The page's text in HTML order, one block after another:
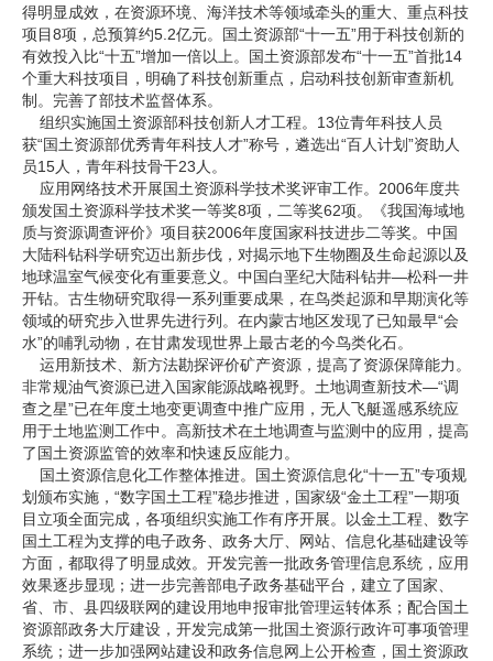
得明显成效，在资源环境、海洋技术等领域牵头的重大、重点科技
项目8项，总预算约5.2亿元。国土资源部“十一五”用于科技创新的
有效投入比“十五”增加一倍以上。国土资源部发布“十一五”首批14
个重大科技项目，明确了科技创新重点，启动科技创新审查新机
制。完善了部技术监督体系。
组织实施国土资源部科技创新人才工程。13位青年科技人员
获“国土资源部优秀青年科技人才”称号，遴选出“百人计划”资助人
员15人，青年科技骨干23人。
应用网络技术开展国土资源科学技术奖评审工作。2006年度共
颁发国土资源科学技术奖一等奖8项，二等奖62项。《我国海域地
质与资源调查评价》项目获2006年度国家科技进步二等奖。中国
大陆科钻科学研究迈出新步伐，对揭示地下生物圈及生命起源以及
地球温室气候变化有重要意义。中国白垩纪大陆科钻井—松科一井
开钻。古生物研究取得一系列重要成果，在鸟类起源和早期演化等
领域的研究步入世界先进行列。在内蒙古地区发现了已知最早“会
水”的哺乳动物，在甘肃发现世界上最古老的今鸟类化石。
运用新技术、新方法勘探评价矿产资源，提高了资源保障能力。
非常规油气资源已进入国家能源战略视野。土地调查新技术—“调
查之星”已在年度土地变更调查中推广应用，无人飞艇遥感系统应
用于土地监测工作中。高新技术在土地调查与监测中的应用，提高
了国土资源监管的效率和快速反应能力。
国土资源信息化工作整体推进。国土资源信息化“十一五”专项规
划颁布实施，“数字国土工程”稳步推进，国家级“金土工程”一期项
目立项全面完成，各项组织实施工作有序开展。以金土工程、数字
国土工程为支撑的电子政务、政务大厅、网站、信息化基础建设等
方面，都取得了明显成效。开发完善一批政务管理信息系统，应用
效果逐步显现；进一步完善部电子政务基础平台，建立了国家、
省、市、县四级联网的建设用地申报审批管理运转体系；配合国土
资源部政务大厅建设，开发完成第一批国土资源行政许可事项管理
系统；进一步加强网站建设和政务信息网上公开检查，国土资源政